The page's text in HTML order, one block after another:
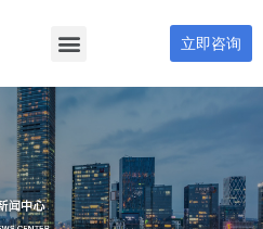
立即咨询